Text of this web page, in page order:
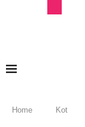
Home Kot